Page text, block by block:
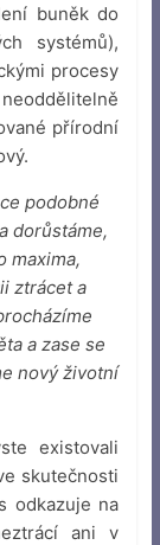
buněk do
systémů),
procesy
přírodní
podobné
dorůstáme,
maxima,
ztrácet a
a zase se
nový životní
existovali
skutečnosti
odkazuje na
ani v